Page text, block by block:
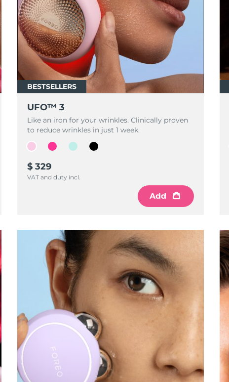
BESTSELLERS
UFO™ 3
Like an iron for your wrinkles. Clinically proven
to reduce wrinkles in just 1 week.
$ 329
VAT and duty incl.
Add